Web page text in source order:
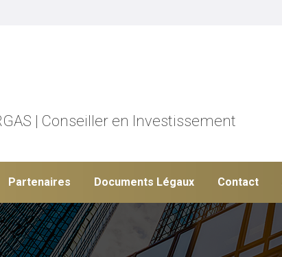
| Conseiller en Investissement
Partenaires Documents Légaux Contact